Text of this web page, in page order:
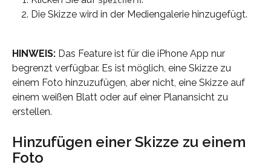
Die Skizze wird in der Mediengalerie hinzugefügt.
HINWEIS: Das Feature ist für die iPhone App nur
begrenzt verfügbar. Es ist möglich, eine Skizze zu
einem Foto hinzuzufügen, aber nicht, eine Skizze auf
einem weißen Blatt oder auf einer Planansicht zu
erstellen.
Hinzufügen einer Skizze zu einem
Foto